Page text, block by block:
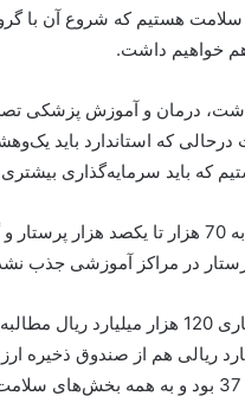
سلامت هستیم که شروع آن با
خواهیم داشت.
درمان و آموزش پزشکی
که استاندارد باید
که باید سرمایه‌گذاری
عبادی یادآور شد: هم‌اکنون به 70
پرستار در مراکز آموزشی جذب